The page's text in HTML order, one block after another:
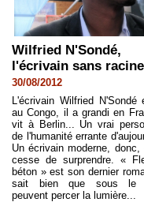
Wilfried N'Sondé,
l'écrivain sans
30/08/2012
L'écrivain Wilfried N'Sondé
au Congo, il a grandi en
vit à Berlin... Un vrai
de l'humanité errante
Un écrivain moderne, donc,
cesse de surprendre. «
béton » est son dernier
sait bien que sous le
peuvent percer la lumière...